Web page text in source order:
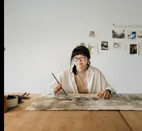
專題計畫
藝術人才
關於基金會
章程與業務報告
聯絡我們
出版品
原民文化